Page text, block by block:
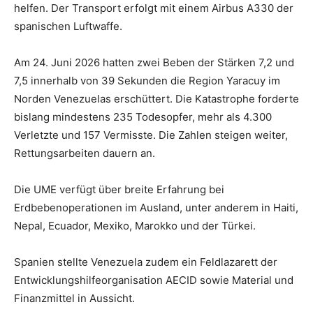
helfen. Der Transport erfolgt mit einem Airbus A330 der
spanischen Luftwaffe.
Am 24. Juni 2026 hatten zwei Beben der Stärken 7,2 und
7,5 innerhalb von 39 Sekunden die Region Yaracuy im
Norden Venezuelas erschüttert. Die Katastrophe forderte
bislang mindestens 235 Todesopfer, mehr als 4.300
Verletzte und 157 Vermisste. Die Zahlen steigen weiter,
Rettungsarbeiten dauern an.
Die UME verfügt über breite Erfahrung bei
Erdbebenoperationen im Ausland, unter anderem in Haiti,
Nepal, Ecuador, Mexiko, Marokko und der Türkei.
Spanien stellte Venezuela zudem ein Feldlazarett der
Entwicklungshilfeorganisation AECID sowie Material und
Finanzmittel in Aussicht.